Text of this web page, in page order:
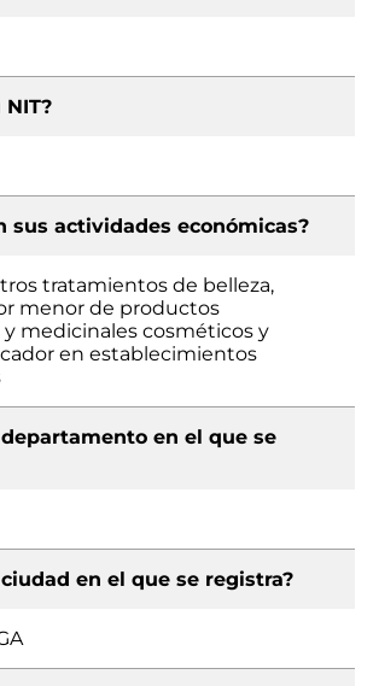
NIT?
sus actividades económicas?
tratamientos de belleza,
menor de productos
medicinales cosméticos y
en establecimientos
departamento en el que se
en el que se registra?